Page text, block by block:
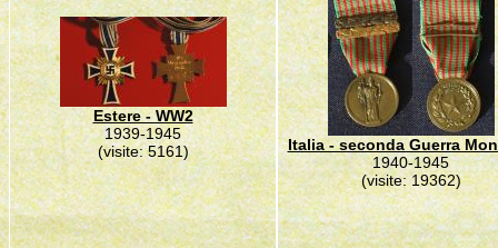
Estere - WW2
1939-1945
(visite: 5161)
Italia - seconda Guerra
1940-1945
(visite: 19362)